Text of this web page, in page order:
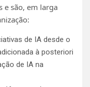
e são, em larga
de IA desde o
à posteriori
de IA na